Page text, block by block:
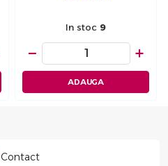
In stoc 9
− +
ADAUGA
Contact